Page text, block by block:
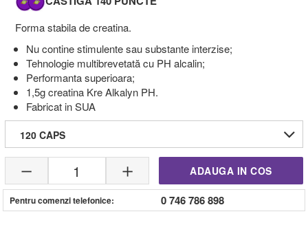
Forma stabila de creatina.
Nu contine stimulente sau substante interzise;
Tehnologie multibrevetată cu PH alcalin;
Performanta superioara;
1,5g creatina Kre Alkalyn PH.
Fabricat in SUA
120 CAPS
1 ADAUGA IN COS
Pentru comenzi telefonice: 0 746 786 898